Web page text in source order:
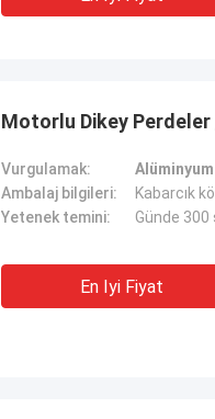
Motorlu Dikey Perdeler
Vurgulamak:
Ambalaj bilgileri:
Kabarcık
Yetenek temini:
Günde
En Iyi Fiyat